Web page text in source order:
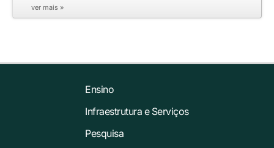
ver mais »
Ensino
Infraestrutura e Serviços
Pesquisa